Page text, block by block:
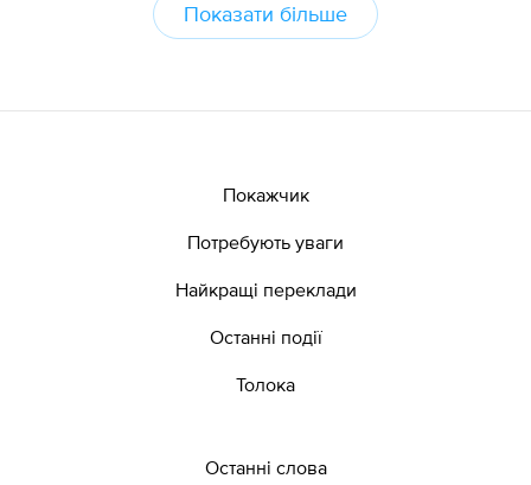
Показати більше
Покажчик
Потребують уваги
Найкращі переклади
Останні події
Толока
Останні слова